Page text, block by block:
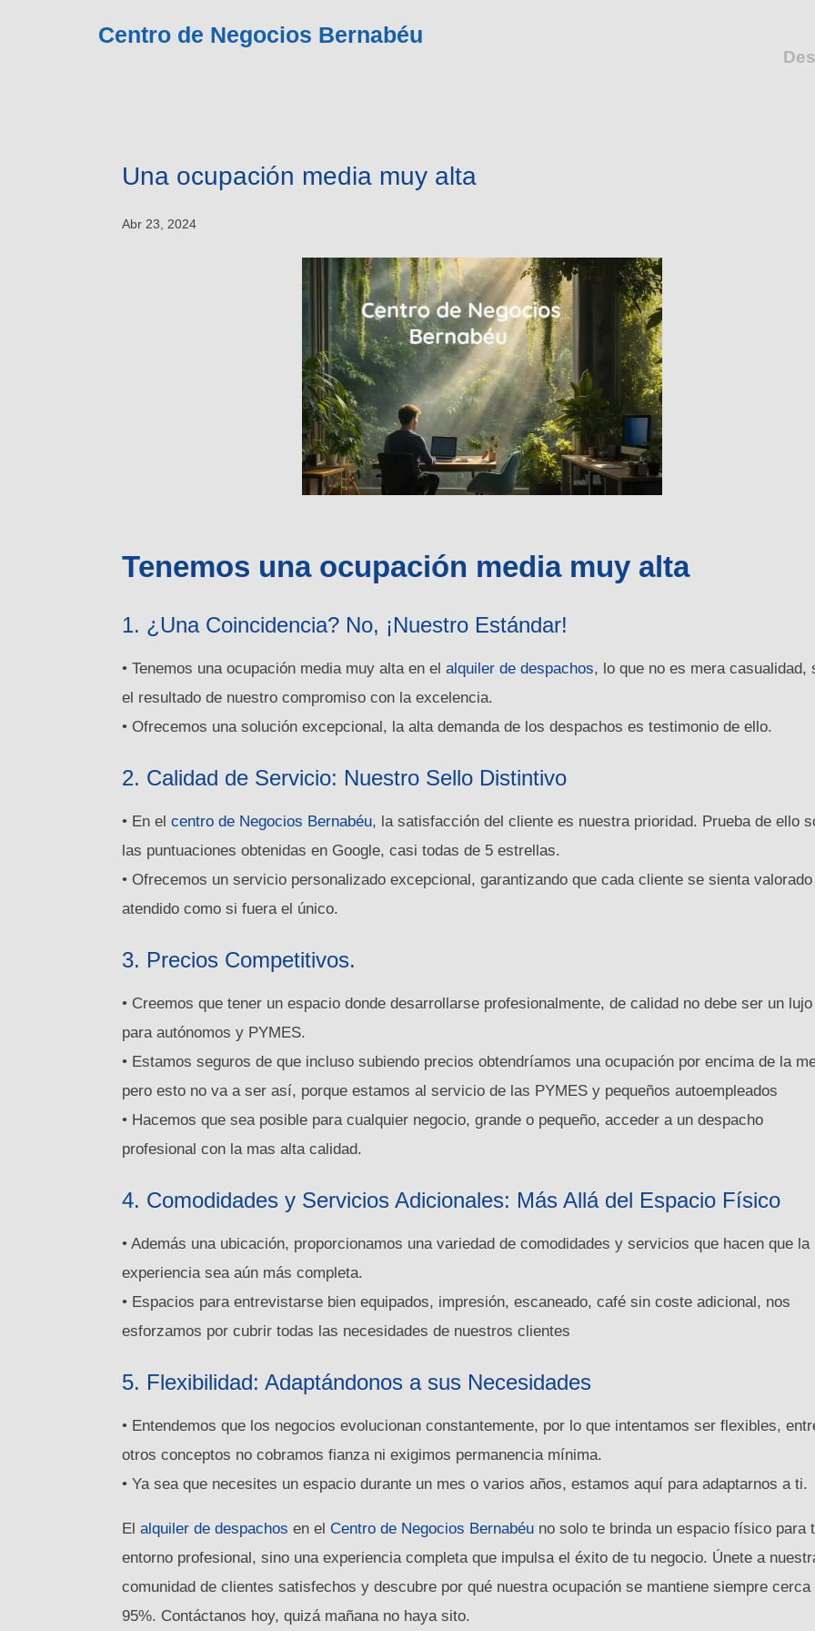
Centro de Negocios Bernabéu
Una ocupación media muy alta
Abr 23, 2024
Tenemos una ocupación media muy alta
1. ¿Una Coincidencia? No, ¡Nuestro Estándar!
• Tenemos una ocupación media muy alta en elalquiler de despachos, lo que no es mera casualidad,
el resultado de nuestro compromiso con la excelencia.
• Ofrecemos una solución excepcional, la alta demanda de los despachos es testimonio de ello.
2. Calidad de Servicio: Nuestro Sello Distintivo
• En elcentro de Negocios Bernabéu, la satisfacción del cliente es nuestra prioridad. Prueba de ello
las puntuaciones obtenidas en Google, casi todas de 5 estrellas.
• Ofrecemos un servicio personalizado excepcional, garantizando que cada cliente se sienta
atendido como si fuera el único.
3. Precios Competitivos.
• Creemos que tener un espacio donde desarrollarse profesionalmente, de calidad no debe ser un lujo
para autónomos y PYMES.
• Estamos seguros de que incluso subiendo precios obtendríamos una ocupación por encima de la
pero esto no va a ser así, porque estamos al servicio de las PYMES y pequeños autoempleados
• Hacemos que sea posible para cualquier negocio, grande o pequeño, acceder a un despacho
profesional con la mas alta calidad.
4. Comodidades y Servicios Adicionales: Más Allá del Espacio Físico
• Además una ubicación, proporcionamos una variedad de comodidades y servicios que hacen que la
experiencia sea aún más completa.
• Espacios para entrevistarse bien equipados, impresión, escaneado, café sin coste adicional, nos
esforzamos por cubrir todas las necesidades de nuestros clientes
5. Flexibilidad: Adaptándonos a sus Necesidades
• Entendemos que los negocios evolucionan constantemente, por lo que intentamos ser flexibles,
otros conceptos no cobramos fianza ni exigimos permanencia mínima.
• Ya sea que necesites un espacio durante un mes o varios años, estamos aquí para adaptarnos a ti.
Elalquiler de despachos en elCentro de Negocios Bernabéu no solo te brinda un espacio físico para
entorno profesional, sino una experiencia completa que impulsa el éxito de tu negocio. Únete a
comunidad de clientes satisfechos y descubre por qué nuestra ocupación se mantiene siempre cerca
95%. Contáctanos hoy, quizá mañana no haya sito.